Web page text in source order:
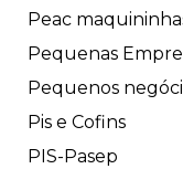
Peac
Pequenas
Pequenos
Pis e Cofins
PIS-Pasep